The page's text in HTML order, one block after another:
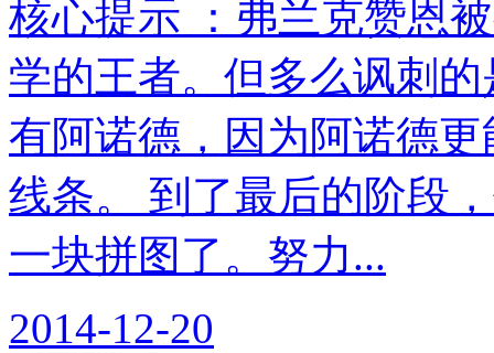
核心提示 ：弗兰克赞恩
学的王者。但多么讽刺
有阿诺德，因为阿诺德
线条。 到了最后的阶段
一块拼图了。努力...
2014-12-20